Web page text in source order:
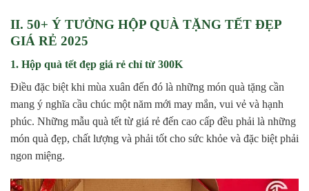
II. 50+ Ý TƯỞNG HỘP QUÀ TẶNG TẾT ĐẸP
GIÁ RẺ 2025
1. Hộp quà tết đẹp giá rẻ chỉ từ 300K
Điều đặc biệt khi mùa xuân đến đó là những món quà tặng cần
mang ý nghĩa cầu chúc một năm mới may mắn, vui vẻ và hạnh
phúc. Những mẫu quà tết từ giá rẻ đến cao cấp đều phải là những
món quà đẹp, chất lượng và phải tốt cho sức khỏe và đặc biệt phải
ngon miệng.